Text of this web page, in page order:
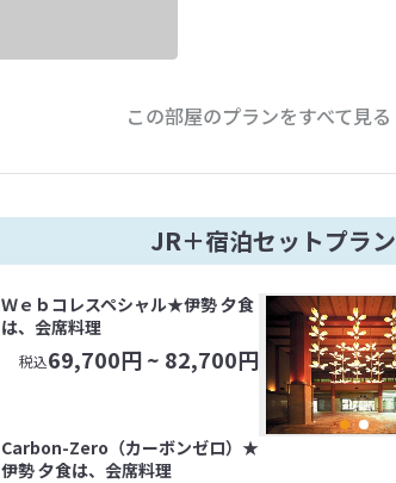
この部屋のプランをすべて見る
JR＋宿泊セットプラン
Ｗｅｂコレスペシャル★伊勢 夕食
は、会席料理
税込69,700円 ~ 82,700円
Carbon-Zero（カーボンゼロ）★
伊勢 夕食は、会席料理